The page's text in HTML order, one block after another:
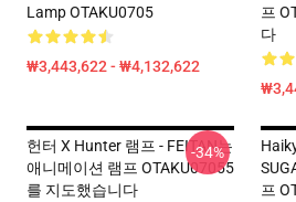
Lamp OTAKU0705
₩3,443,622 - ₩4,132,622
프
다
헌터 X Hunter 램프 - FEITAN는
애니메이션 램프 OTAKU07055
를 지도했습니다
-34%
프